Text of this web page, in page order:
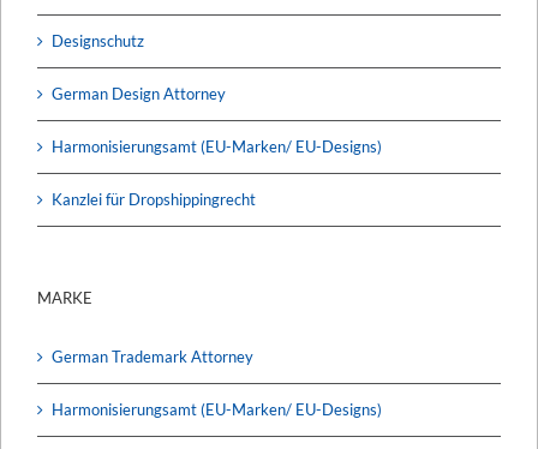
Designschutz
German Design Attorney
Harmonisierungsamt (EU-Marken/ EU-Designs)
Kanzlei für Dropshippingrecht
MARKE
German Trademark Attorney
Harmonisierungsamt (EU-Marken/ EU-Designs)